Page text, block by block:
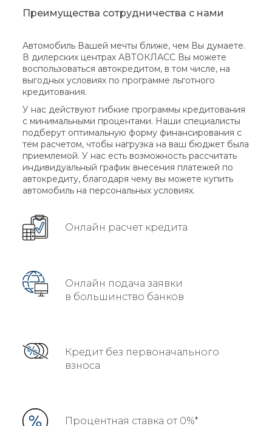
Преимущества сотрудничества с нами
Автомобиль Вашей мечты ближе, чем Вы думаете.
В дилерских центрах АВТОКЛАСС Вы можете
воспользоваться автокредитом, в том числе, на
выгодных условиях по программе льготного
кредитования.
У нас действуют гибкие программы кредитования
с минимальными процентами. Наши специалисты
подберут оптимальную форму финансирования с
тем расчетом, чтобы нагрузка на ваш бюджет была
приемлемой. У нас есть возможность рассчитать
индивидуальный график внесения платежей по
автокредиту, благодаря чему вы можете купить
автомобиль на персональных условиях.
Онлайн расчет кредита
Онлайн подача заявки
в большинство банков
Кредит без первоначального
взноса
Процентная ставка от 0%*